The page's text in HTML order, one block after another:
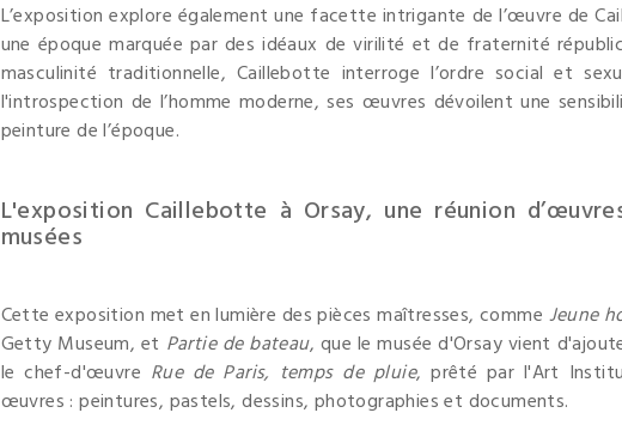
L’exposition explore également une facette intrigante de l’œuvre de
une époque marquée par des idéaux de virilité et de fraternité
masculinité traditionnelle, Caillebotte interroge l’ordre social et
l'introspection de l’homme moderne, ses œuvres dévoilent une
peinture de l’époque.
L'exposition Caillebotte à Orsay, une réunion
musées
Cette exposition met en lumière des pièces maîtresses, comme Jeune
Getty Museum, et Partie de bateau, que le musée d'Orsay vient
le chef-d'œuvre Rue de Paris, temps de pluie, prêté par l'Art
œuvres : peintures, pastels, dessins, photographies et documents.